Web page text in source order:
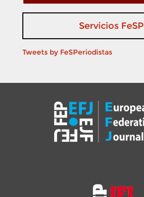
Servicios FeSP
Tweets by FeSPeriodistas